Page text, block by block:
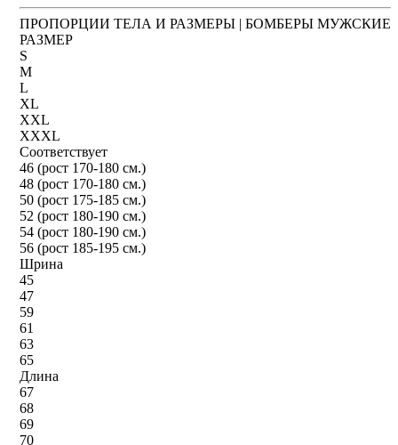
ПРОПОРЦИИ ТЕЛА И РАЗМЕРЫ | БОМБЕРЫ МУЖСКИЕ
РАЗМЕР
S
M
L
XL
XXL
XXXL
Соответствует
46 (рост 170-180 см.)
48 (рост 170-180 см.)
50 (рост 175-185 см.)
52 (рост 180-190 см.)
54 (рост 180-190 см.)
56 (рост 185-195 см.)
Шрина
45
47
59
61
63
65
Длина
67
68
69
70